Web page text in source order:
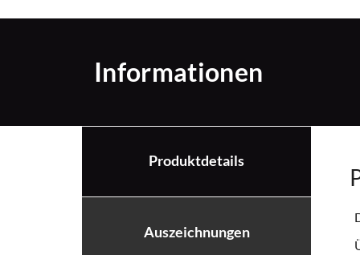
Informationen
Produktdetails
Auszeichnungen